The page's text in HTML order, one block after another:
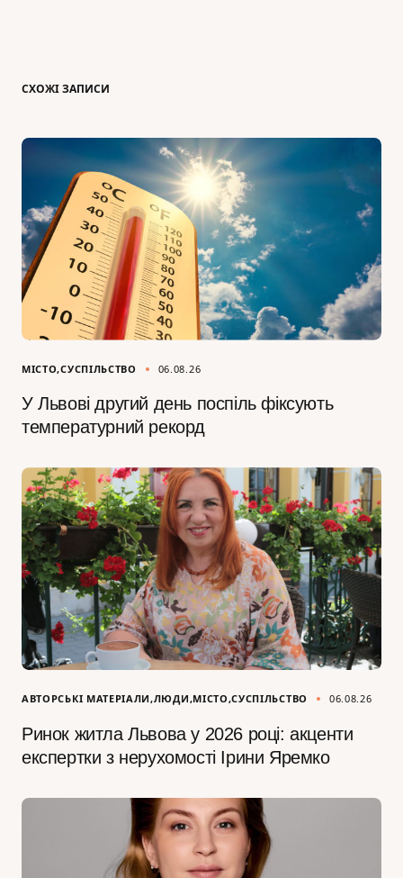
СХОЖІ ЗАПИСИ
МІСТО СУСПІЛЬСТВО 06.08.26
У Львові другий день поспіль фіксують
температурний рекорд
АВТОРСЬКІ МАТЕРІАЛИ ЛЮДИ МІСТО СУСПІЛЬСТВО 06.08.26
Ринок житла Львова у 2026 році: акценти
експертки з нерухомості Ірини Яремко